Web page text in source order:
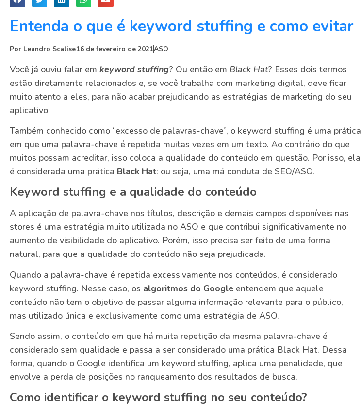
Entenda o que é keyword stuffing e como evitar
Por Leandro Scalise16 de fevereiro de 2021ASO
Você já ouviu falar em keyword stuffing? Ou então em Black Hat? Esses dois termos
estão diretamente relacionados e, se você trabalha com marketing digital, deve ficar
muito atento a eles, para não acabar prejudicando as estratégias de marketing do seu
aplicativo.
Também conhecido como “excesso de palavras-chave”, o keyword stuffing é uma prática
em que uma palavra-chave é repetida muitas vezes em um texto. Ao contrário do que
muitos possam acreditar, isso coloca a qualidade do conteúdo em questão. Por isso, ela
é considerada uma prática Black Hat: ou seja, uma má conduta de SEO/ASO.
Keyword stuffing e a qualidade do conteúdo
A aplicação de palavra-chave nos títulos, descrição e demais campos disponíveis nas
stores é uma estratégia muito utilizada no ASO e que contribui significativamente no
aumento de visibilidade do aplicativo. Porém, isso precisa ser feito de uma forma
natural, para que a qualidade do conteúdo não seja prejudicada.
Quando a palavra-chave é repetida excessivamente nos conteúdos, é considerado
keyword stuffing. Nesse caso, os algoritmos do Google entendem que aquele
conteúdo não tem o objetivo de passar alguma informação relevante para o público,
mas utilizado única e exclusivamente como uma estratégia de ASO.
Sendo assim, o conteúdo em que há muita repetição da mesma palavra-chave é
considerado sem qualidade e passa a ser considerado uma prática Black Hat. Dessa
forma, quando o Google identifica um keyword stuffing, aplica uma penalidade, que
envolve a perda de posições no ranqueamento dos resultados de busca.
Como identificar o keyword stuffing no seu conteúdo?